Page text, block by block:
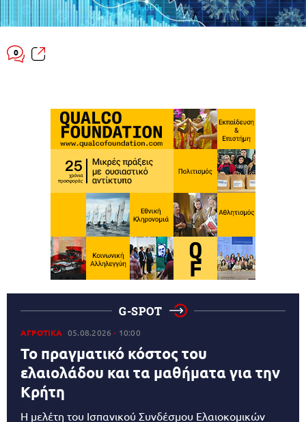
0
G-SPOT
ΑΓΡΟΤΙΚΑ 05.08.2026 10:00
Το πραγματικό κόστος του
ελαιολάδου και τα μαθήματα για την
Κρήτη
Η μελέτη του Ισπανικού Συνδέσμου Ελαιοκομικών